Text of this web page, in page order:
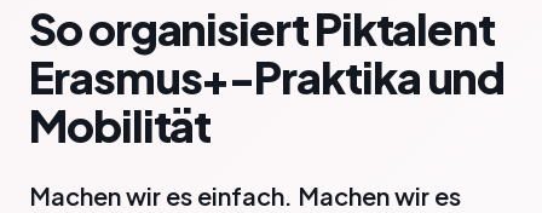
So organisiert Piktalent
Erasmus+-Praktika und
Mobilität
Machen wir es einfach. Machen wir es